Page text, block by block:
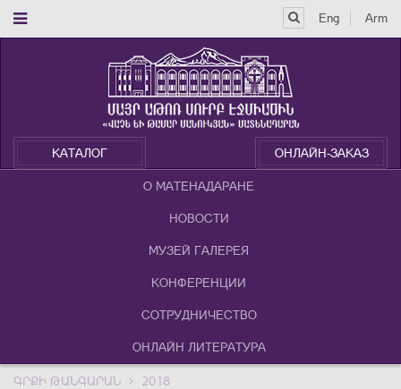
Eng Arm
КАТАЛОГ ОНЛАЙН-ЗАКАЗ
О МАТЕНАДАРАНЕ
НОВОСТИ
МУЗЕЙ ГАЛЕРЕЯ
КОНФЕРЕНЦИИ
СОТРУДНИЧЕСТВО
ОНЛАЙН ЛИТЕРАТУРА
ԳՐՔԻ ԹԱՆԳԱՐԱՆ 2018